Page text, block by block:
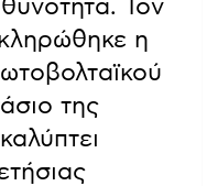
Τον
η
της